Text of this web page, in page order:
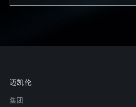
迈凯伦
集团